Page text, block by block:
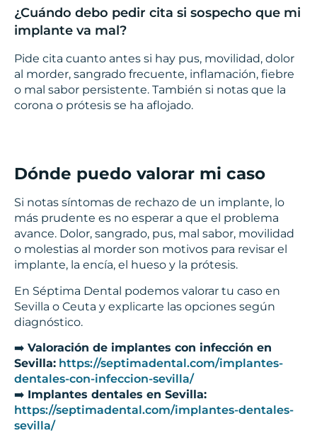
¿Cuándo debo pedir cita si sospecho que mi
implante va mal?
Pide cita cuanto antes si hay pus, movilidad, dolor
al morder, sangrado frecuente, inflamación, fiebre
o mal sabor persistente. También si notas que la
corona o prótesis se ha aflojado.
Dónde puedo valorar mi caso
Si notas síntomas de rechazo de un implante, lo
más prudente es no esperar a que el problema
avance. Dolor, sangrado, pus, mal sabor, movilidad
o molestias al morder son motivos para revisar el
implante, la encía, el hueso y la prótesis.
En Séptima Dental podemos valorar tu caso en
Sevilla o Ceuta y explicarte las opciones según
diagnóstico.
➡️ Valoración de implantes con infección en
Sevilla: https://septimadental.com/implantes-
dentales-con-infeccion-sevilla/
➡️ Implantes dentales en Sevilla:
https://septimadental.com/implantes-dentales-
sevilla/